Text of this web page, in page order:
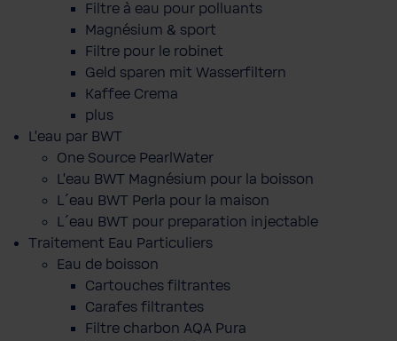
Filtre à eau pour polluants
Magnésium & sport
Filtre pour le robinet
Geld sparen mit Wasserfiltern
Kaffee Crema
plus
L'eau par BWT
One Source PearlWater
L’eau BWT Magnésium pour la boisson
L´eau BWT Perla pour la maison
L´eau BWT pour preparation injectable
Traitement Eau Particuliers
Eau de boisson
Cartouches filtrantes
Carafes filtrantes
Filtre charbon AQA Pura